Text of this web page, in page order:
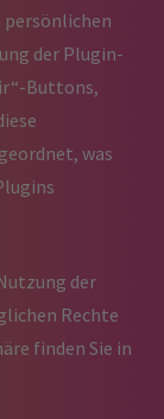
der Plugin-
Buttons,
was
der
Rechte
finden Sie in